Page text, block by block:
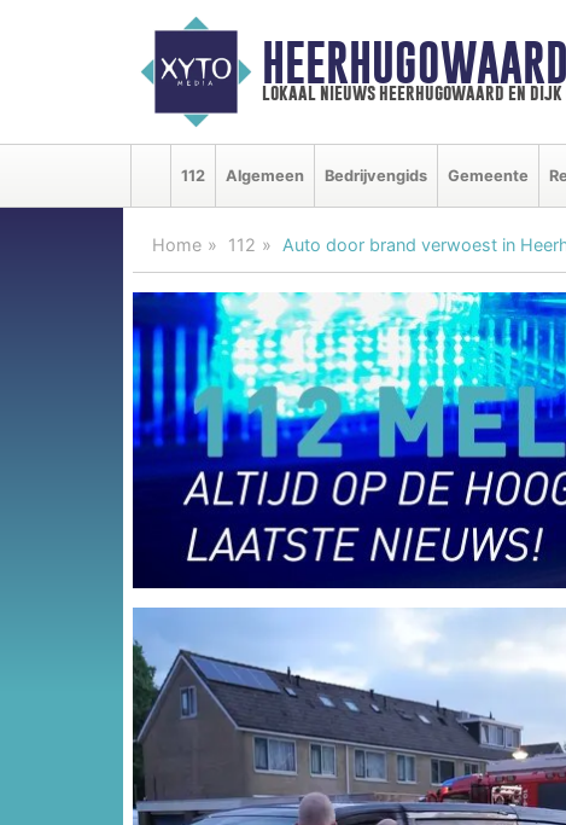
lokaal nieuws heerhugowaard en dijk
112 Algemeen Bedrijvengids Gemeente
Home 112 Auto door brand verwoest in